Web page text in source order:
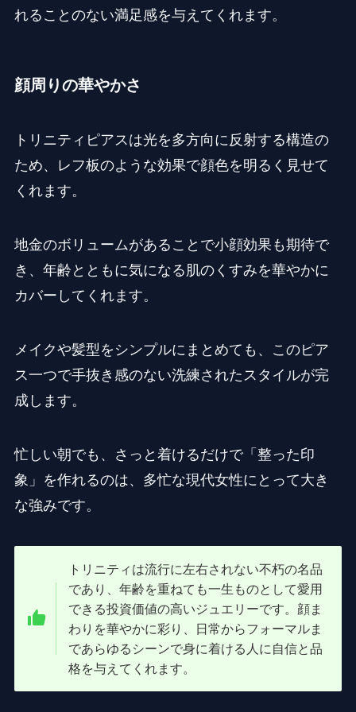
れることのない満足感を与えてくれます。
顔周りの華やかさ
トリニティピアスは光を多方向に反射する構造の
ため、レフ板のような効果で顔色を明るく見せて
くれます。
地金のボリュームがあることで小顔効果も期待で
き、年齢とともに気になる肌のくすみを華やかに
カバーしてくれます。
メイクや髪型をシンプルにまとめても、このピア
ス一つで手抜き感のない洗練されたスタイルが完
成します。
忙しい朝でも、さっと着けるだけで「整った印
象」を作れるのは、多忙な現代女性にとって大き
な強みです。
トリニティは流行に左右されない不朽の名品
であり、年齢を重ねても一生ものとして愛用
できる投資価値の高いジュエリーです。顔ま
わりを華やかに彩り、日常からフォーマルま
であらゆるシーンで身に着ける人に自信と品
格を与えてくれます。